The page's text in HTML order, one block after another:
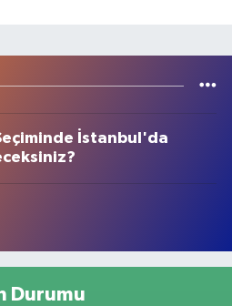
İstanbul'da
Durumu